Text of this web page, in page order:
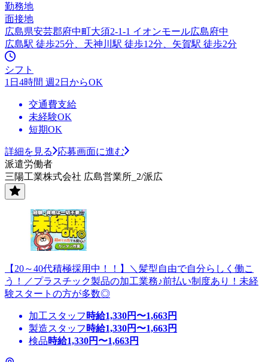
勤務地
面接地
広島県安芸郡府中町大須2-1-1 イオンモール広島府中
広島駅 徒歩25分、天神川駅 徒歩12分、矢賀駅 徒歩2分
シフト
1日4時間 週2日からOK
交通費支給
未経験OK
短期OK
詳細を見る
応募画面に進む
派遣労働者
三陽工業株式会社 広島営業所_2/派広
【20～40代積極採用中！！】＼髪型自由で自分らしく働こ
う！／プラスチック製品の加工業務♪前払い制度あり！未経
験スタートの方が多数◎
加工スタッフ 時給1,330円〜1,663円
製造スタッフ 時給1,330円〜1,663円
検品時給1,330円〜1,663円